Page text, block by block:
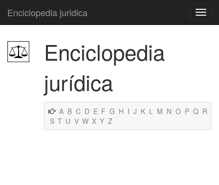
Enciclopedia juridica
Enciclopedia
jurídica
A B C D E F G H I J K L M N O P Q R
S T U V W X Y Z